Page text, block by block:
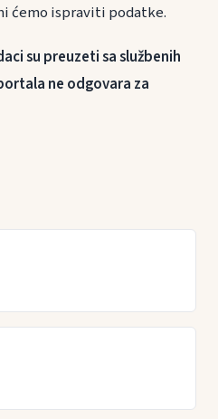
ćemo ispraviti podatke.
su preuzeti sa službenih
ne odgovara za